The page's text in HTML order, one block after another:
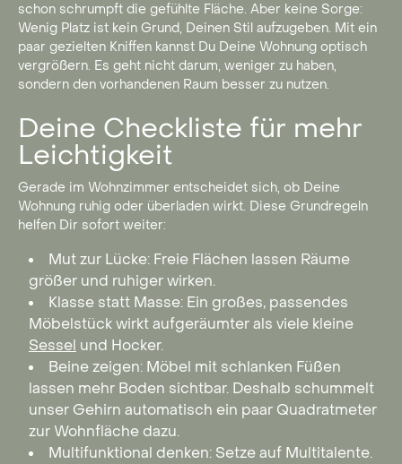
schon schrumpft die gefühlte Fläche. Aber keine Sorge:
Wenig Platz ist kein Grund, Deinen Stil aufzugeben. Mit ein
paar gezielten Kniffen kannst Du Deine Wohnung optisch
vergrößern. Es geht nicht darum, weniger zu haben,
sondern den vorhandenen Raum besser zu nutzen.
Deine Checkliste für mehr
Leichtigkeit
Gerade im Wohnzimmer entscheidet sich, ob Deine
Wohnung ruhig oder überladen wirkt. Diese Grundregeln
helfen Dir sofort weiter:
Mut zur Lücke: Freie Flächen lassen Räume
größer und ruhiger wirken.
Klasse statt Masse: Ein großes, passendes
Möbelstück wirkt aufgeräumter als viele kleine
Sessel und Hocker.
Beine zeigen: Möbel mit schlanken Füßen
lassen mehr Boden sichtbar. Deshalb schummelt
unser Gehirn automatisch ein paar Quadratmeter
zur Wohnfläche dazu.
Multifunktional denken: Setze auf Multitalente.